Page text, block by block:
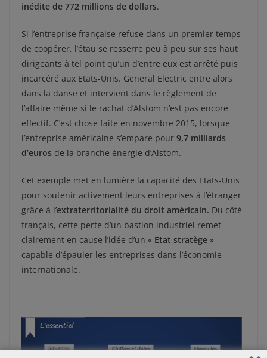
inédite de 772 millions de dollars.
Si l’entreprise française refuse dans un premier temps
de coopérer, l’étau se resserre peu à peu sur ses haut
dirigeants à tel point qu’un d’entre eux est arrêté puis
incarcéré aux Etats-Unis. General Electric entre alors
dans la danse et intervient dans le règlement de
l’affaire même si le rachat d’Alstom n’est pas encore
effectif. C’est chose faite en novembre 2015, lorsque
l’entreprise américaine s’empare pour 9,7 milliards
d’euros de la branche énergie d’Alstom.
Cet exemple met en lumière la capacité des Etats-Unis
pour soutenir activement leurs entreprises à l’étranger
grâce à l’extraterritorialité du droit américain. Du côté
français, cette perte d’un bastion industriel remet
clairement en cause l’idée d’un « Etat stratège »
capable d’épauler les entreprises dans l’économie
internationale.